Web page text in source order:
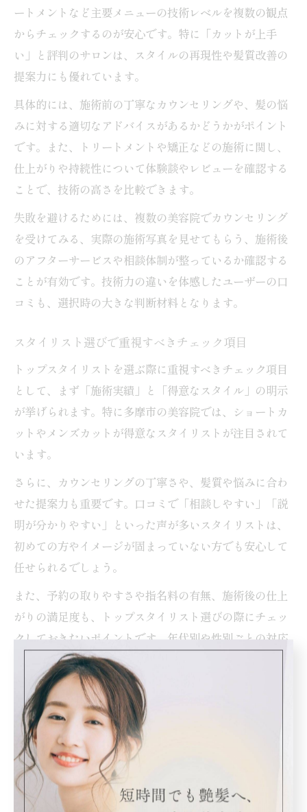
ートメントなど主要メニューの技術レベルを複数の観点
からチェックするのが安心です。特に「カットが上手
い」と評判のサロンは、スタイルの再現性や髪質改善の
提案力にも優れています。
具体的には、施術前の丁寧なカウンセリングや、髪の悩
みに対する適切なアドバイスがあるかどうかがポイント
です。また、トリートメントや矯正などの施術に関し、
仕上がりや持続性について体験談やレビューを確認する
ことで、技術の高さを比較できます。
失敗を避けるためには、複数の美容院でカウンセリング
を受けてみる、実際の施術写真を見せてもらう、施術後
のアフターサービスや相談体制が整っているか確認する
ことが有効です。技術力の違いを体感したユーザーの口
コミも、選択時の大きな判断材料となります。
スタイリスト選びで重視すべきチェック項目
トップスタイリストを選ぶ際に重視すべきチェック項目
として、まず「施術実績」と「得意なスタイル」の明示
が挙げられます。特に多摩市の美容院では、ショートカ
ットやメンズカットが得意なスタイリストが注目されて
います。
さらに、カウンセリングの丁寧さや、髪質や悩みに合わ
せた提案力も重要です。口コミで「相談しやすい」「説
明が分かりやすい」といった声が多いスタイリストは、
初めての方やイメージが固まっていない方でも安心して
任せられるでしょう。
また、予約の取りやすさや指名料の有無、施術後の仕上
がりの満足度も、トップスタイリスト選びの際にチェッ
クしておきたいポイントです。年代別や性別ごとの対応
実績も確認することで、自分に合ったスタイリストとの
出会いにつながります。
美容院でプロのカット技術を体感する方法
プロのカット技術を体感するには、まず丁寧なカウンセ
リングから始まるサロンを選ぶことが重要です。施術前
に髪質や骨格、ライフスタイルまで細かくヒアリングし